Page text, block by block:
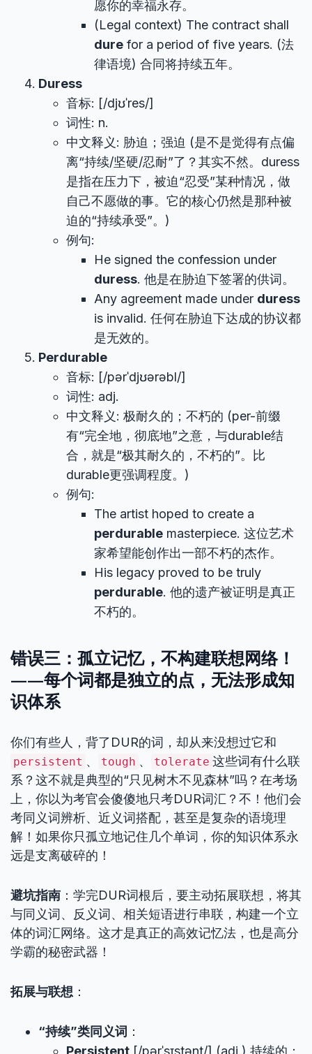
愿你的幸福永存。
(Legal context) The contract shall
dure for a period of five years. (法
律语境) 合同将持续五年。
Duress
音标: [/djʊˈres/]
词性: n.
中文释义: 胁迫；强迫 (是不是觉得有点偏
离“持续/坚硬/忍耐”了？其实不然。duress
是指在压力下，被迫“忍受”某种情况，做
自己不愿做的事。它的核心仍然是那种被
迫的“持续承受”。)
例句:
He signed the confession under
duress. 他是在胁迫下签署的供词。
Any agreement made under duress
is invalid. 任何在胁迫下达成的协议都
是无效的。
Perdurable
音标: [/pərˈdjʊərəbl/]
词性: adj.
中文释义: 极耐久的；不朽的 (per-前缀
有“完全地，彻底地”之意，与durable结
合，就是“极其耐久的，不朽的”。比
durable更强调程度。)
例句:
The artist hoped to create a
perdurable masterpiece. 这位艺术
家希望能创作出一部不朽的杰作。
His legacy proved to be truly
perdurable. 他的遗产被证明是真正
不朽的。
错误三：孤立记忆，不构建联想网络！
——每个词都是独立的点，无法形成知
识体系
你们有些人，背了DUR的词，却从来没想过它和
persistent 、 tough 、 tolerate 这些词有什么联
系？这不就是典型的“只见树木不见森林”吗？在考场
上，你以为考官会傻傻地只考DUR词汇？不！他们会
考同义词辨析、近义词搭配，甚至是复杂的语境理
解！如果你只孤立地记住几个单词，你的知识体系永
远是支离破碎的！
避坑指南 ：学完DUR词根后，要主动拓展联想，将其
与同义词、反义词、相关短语进行串联，构建一个立
体的词汇网络。这才是真正的高效记忆法，也是高分
学霸的秘密武器！
拓展与联想 ：
“持续”类同义词 ：
Persistent [/pərˈsɪstənt/] (adj.) 持续的；